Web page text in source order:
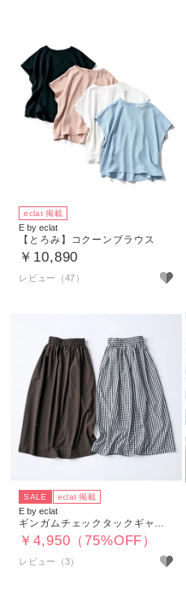
eclat 掲載
E by eclat
【とろみ】コクーンブラウス
￥10,890
レビュー（47）
SALE eclat 掲載
E by eclat
ギンガムチェックタックギャザースカート
￥4,950（75%OFF）
レビュー（3）